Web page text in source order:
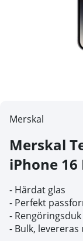
Merskal
Merskal
iPhone 16
- Härdat glas
- Perfekt
-
- Bulk,